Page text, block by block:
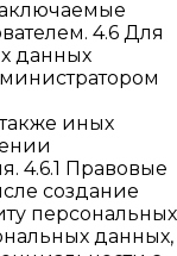
4.6 Для
данных
иных
4.6.1 Правовые
создание
персональных
данных,